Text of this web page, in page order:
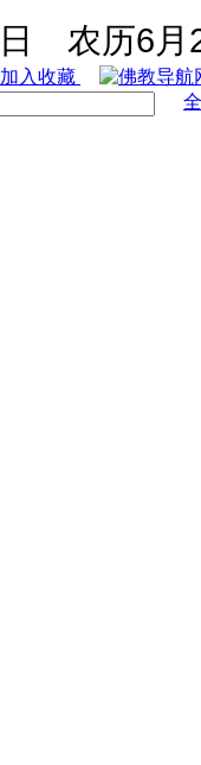
农历6月
加入收藏